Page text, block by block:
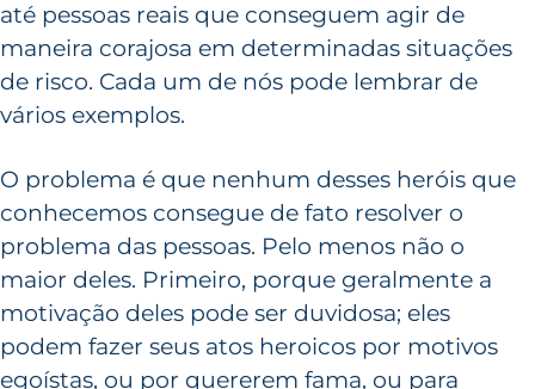
até pessoas reais que conseguem agir de
maneira corajosa em determinadas situações
de risco. Cada um de nós pode lembrar de
vários exemplos.
O problema é que nenhum desses heróis que
conhecemos consegue de fato resolver o
problema das pessoas. Pelo menos não o
maior deles. Primeiro, porque geralmente a
motivação deles pode ser duvidosa; eles
podem fazer seus atos heroicos por motivos
egoístas, ou por quererem fama, ou para